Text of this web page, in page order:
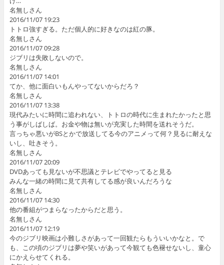
名無しさん
2016/11/07 19:23
トトロ強すぎる。ただ個人的に好きなのは紅の豚。
名無しさん
2016/11/07 09:28
ジブリは失敗しないので。
名無しさん
2016/11/07 14:01
てか、他に面白いもんやってないからだろ？
名無しさん
2016/11/07 13:38
現代みたいに時間に追われない、トトロの時代に生まれたかったと思
う事がしばしば。お金や物は無いが充実した時間を送れそうだ。
言っちゃ悪いがBSとかで放送してる今のアニメって何？見るに耐えな
いし、吐きそう。
名無しさん
2016/11/07 20:09
DVDあっても見ないが不思議とテレビでやってると見る
みんな一緒の時間に見て共有してる感が良いんだろうな
名無しさん
2016/11/07 14:30
他の番組がつまらなったからだと思う。
名無しさん
2016/11/07 12:19
今のジブリ映画は小難しさがあって一回観たらもういいかなと。で
も、この頃のジブリは夢や笑いがあって今観ても色褪せないし、童心
にかえらせてくれる。